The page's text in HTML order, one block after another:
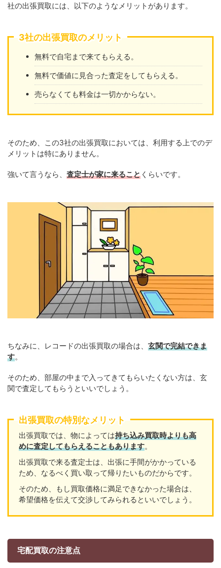
社の出張買取には、以下のようなメリットがあります。
3社の出張買取のメリット
無料で自宅まで来てもらえる。
無料で価値に見合った査定をしてもらえる。
売らなくても料金は一切かからない。
そのため、この3社の出張買取においては、利用する上でのデ
メリットは特にありません。
強いて言うなら、 査定士が家に来ること くらいです。
ちなみに、レコードの出張買取の場合は、 玄関で完結できま
す。
そのため、部屋の中まで入ってきてもらいたくない方は、玄
関で査定してもらうといいでしょう。
出張買取の特別なメリット
出張買取では、物によっては持ち込み買取時よりも高
めに査定してもらえることもあります。
出張買取で来る査定士は、出張に手間がかかっている
ため、なるべく買い取って帰りたいものだからです。
そのため、もし買取価格に満足できなかった場合は、
希望価格を伝えて交渉してみられるといいでしょう。
宅配買取の注意点